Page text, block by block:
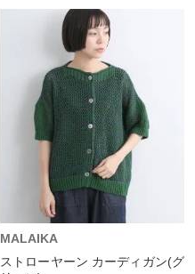
MALAIKA
ストローヤーン カーディガン(グ